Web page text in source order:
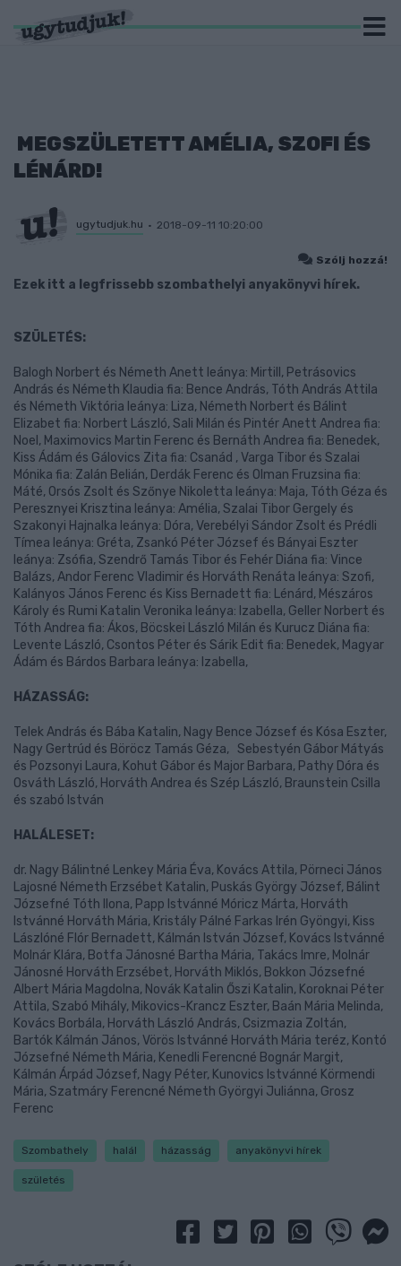
MEGSZÜLETETT AMÉLIA, SZOFI ÉS
LÉNÁRD!
ugytudjuk.hu 2018-09-11 10:20:00
Szólj hozzá!
Ezek itt a legfrissebb szombathelyi anyakönyvi hírek.
SZÜLETÉS:
Balogh Norbert és Németh Anett leánya: Mirtill, Petrásovics
András és Németh Klaudia fia: Bence András, Tóth András Attila
és Németh Viktória leánya: Liza, Németh Norbert és Bálint
Elizabet fia: Norbert László, Sali Milán és Pintér Anett Andrea fia:
Noel, Maximovics Martin Ferenc és Bernáth Andrea fia: Benedek,
Kiss Ádám és Gálovics Zita fia: Csanád , Varga Tibor és Szalai
Mónika fia: Zalán Belián, Derdák Ferenc és Olman Fruzsina fia:
Máté, Orsós Zsolt és Szőnye Nikoletta leánya: Maja, Tóth Géza és
Peresznyei Krisztina leánya: Amélia, Szalai Tibor Gergely és
Szakonyi Hajnalka leánya: Dóra, Verebélyi Sándor Zsolt és Prédli
Tímea leánya: Gréta, Zsankó Péter József és Bányai Eszter
leánya: Zsófia, Szendrő Tamás Tibor és Fehér Diána fia: Vince
Balázs, Andor Ferenc Vladimir és Horváth Renáta leánya: Szofi,
Kalányos János Ferenc és Kiss Bernadett fia: Lénárd, Mészáros
Károly és Rumi Katalin Veronika leánya: Izabella, Geller Norbert és
Tóth Andrea fia: Ákos, Böcskei László Milán és Kurucz Diána fia:
Levente László, Csontos Péter és Sárik Edit fia: Benedek, Magyar
Ádám és Bárdos Barbara leánya: Izabella,
HÁZASSÁG:
Telek András és Bába Katalin, Nagy Bence József és Kósa Eszter,
Nagy Gertrúd és Böröcz Tamás Géza, Sebestyén Gábor Mátyás
és Pozsonyi Laura, Kohut Gábor és Major Barbara, Pathy Dóra és
Osváth László, Horváth Andrea és Szép László, Braunstein Csilla
és szabó István
HALÁLESET:
dr. Nagy Bálintné Lenkey Mária Éva, Kovács Attila, Pörneci János
Lajosné Németh Erzsébet Katalin, Puskás György József, Bálint
Józsefné Tóth Ilona, Papp Istvánné Móricz Márta, Horváth
Istvánné Horváth Mária, Kristály Pálné Farkas Irén Gyöngyi, Kiss
Lászlóné Flór Bernadett, Kálmán István József, Kovács Istvánné
Molnár Klára, Botfa Jánosné Bartha Mária, Takács Imre, Molnár
Jánosné Horváth Erzsébet, Horváth Miklós, Bokkon Józsefné
Albert Mária Magdolna, Novák Katalin Őszi Katalin, Koroknai Péter
Attila, Szabó Mihály, Mikovics-Krancz Eszter, Baán Mária Melinda,
Kovács Borbála, Horváth László András, Csizmazia Zoltán,
Bartók Kálmán János, Vörös Istvánné Horváth Mária teréz, Kontó
Józsefné Németh Mária, Kenedli Ferencné Bognár Margit,
Kálmán Árpád József, Nagy Péter, Kunovics Istvánné Körmendi
Mária, Szatmáry Ferencné Németh Györgyi Juliánna, Grosz
Ferenc
Szombathely halál házasság anyakönyvi hírek
születés